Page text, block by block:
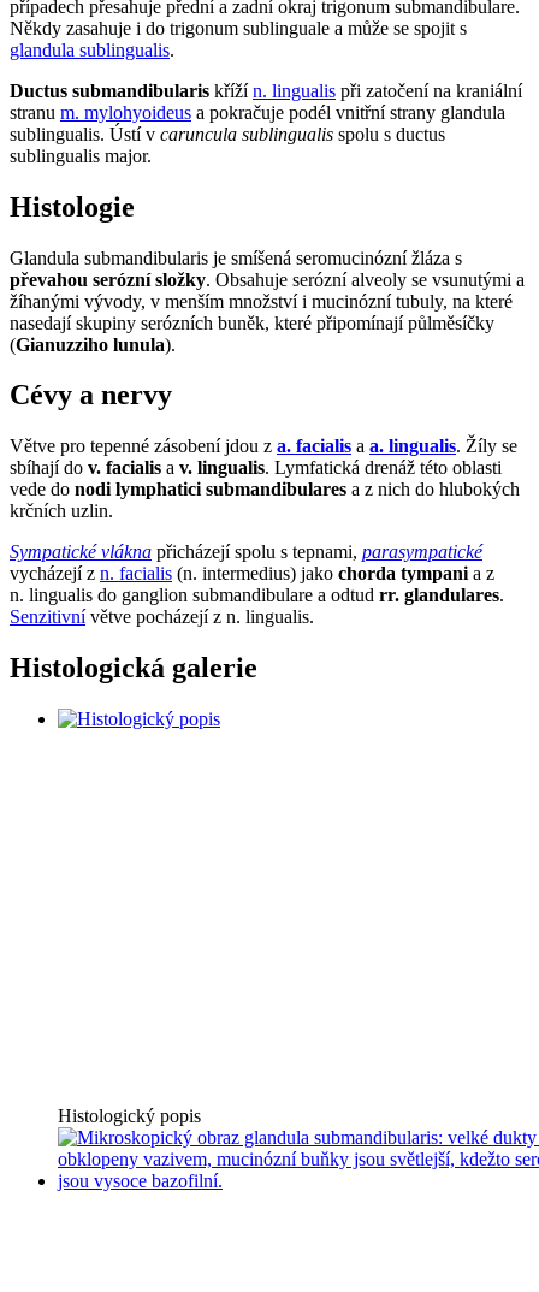
případech přesahuje přední a zadní okraj trigonum submandibulare.
Někdy zasahuje i do trigonum sublinguale a může se spojit s
glandula sublingualis.
Ductus submandibularis křížín. lingualis při zatočení na kraniální
stranu m. mylohyoideus a pokračuje podél vnitřní strany glandula
sublingualis. Ústí v caruncula sublingualis spolu s ductus
sublingualis major.
Histologie
Glandula submandibularis je smíšená seromucinózní žláza s
převahou serózní složky. Obsahuje serózní alveoly se vsunutými a
žíhanými vývody, v menším množství i mucinózní tubuly, na které
nasedají skupiny serózních buněk, které připomínají půlměsíčky
(Gianuzziho lunula).
Cévy a nervy
Větve pro tepenné zásobení jdou z a. facialis a a. lingualis. Žíly se
sbíhají do v. facialis a v. lingualis. Lymfatická drenáž této oblasti
vede do nodi lymphatici submandibulares a z nich do hlubokých
krčních uzlin.
Sympatické vlákna přicházejí spolu s tepnami, parasympatické
vycházejí z n. facialis (n. intermedius) jako chorda tympani a z
n. lingualis do ganglion submandibulare a odtud rr. glandulares.
Senzitivnívětve pocházejí z n. lingualis.
Histologická galerie
Histologický popis